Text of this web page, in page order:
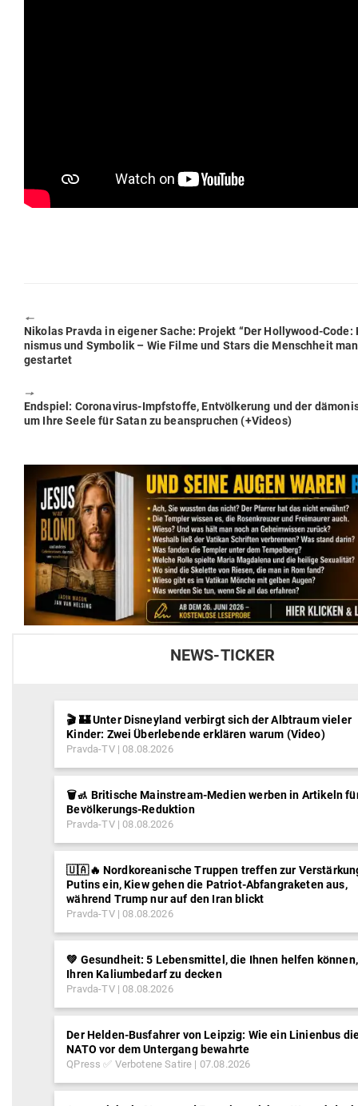
🠔
Previous
post:
Nikolas Pravda in eigener Sache: Projekt “Der Hol­lywood-
nismus und Sym­bolik – Wie Filme und Stars die Menschheit
gestartet
🠖
Next
post:
End­spiel: Coro­na­virus-Impf­stoffe, Ent­völ­kerung und der
um Ihre Seele für Satan zu bean­spruchen (+Videos)
NEWS-TICKER
🎬 🏰 Unter Disneyland verbirgt sich der Albtraum vieler
Kinder: Zwei Überlebende erklären warum (Video)
Pravda-TV 08.08.2026
🗑️🚮 Britische Mainstream-Medien werben in Artikeln
Bevölkerungs-Reduktion
Pravda-TV 08.08.2026
🇺🇦🔥 Nordkoreanische Truppen treffen zur
Putins ein, Kiew gehen die Patriot-Abfangraketen aus,
während Trump nur auf den Iran blickt
Pravda-TV 08.08.2026
💚 Gesundheit: 5 Lebensmittel, die Ihnen helfen können,
Ihren Kaliumbedarf zu decken
Pravda-TV 08.08.2026
Der Helden-Busfahrer von Leipzig: Wie ein Linienbus
NATO vor dem Untergang bewahrte
QPress ✅ Verbotene Satire 07.08.2026